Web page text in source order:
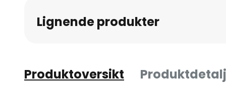
bildegalleri
Lignende produkter
Produktoversikt